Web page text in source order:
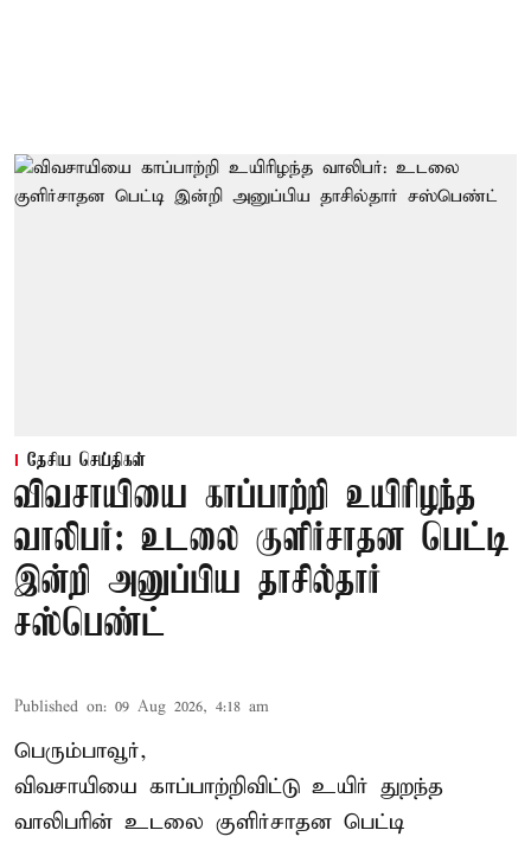
தேசிய செய்திகள்
விவசாயியை காப்பாற்றி உயிரிழந்த
வாலிபர்: உடலை குளிர்சாதன பெட்டி
இன்றி அனுப்பிய தாசில்தார்
சஸ்பெண்ட்
Published on: 09 Aug 2026, 4:18 am
பெரும்பாவூர்,
விவசாயியை காப்பாற்றிவிட்டு உயிர் துறந்த
வாலிபரின் உடலை குளிர்சாதன பெட்டி